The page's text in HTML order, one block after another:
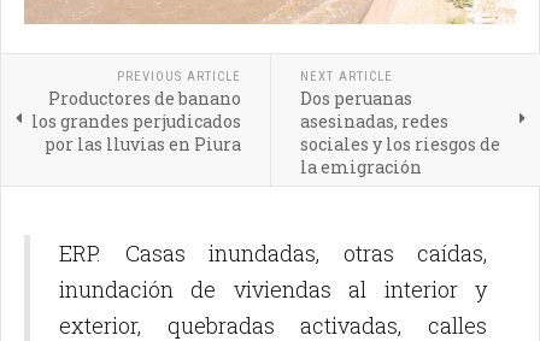
PREVIOUS ARTICLE
Productores de banano
los grandes perjudicados
por las lluvias en Piura
NEXT ARTICLE
Dos peruanas
asesinadas, redes
sociales y los riesgos de
la emigración
ERP. Casas inundadas, otras caídas,
inundación de viviendas al interior y
exterior, quebradas activadas, calles